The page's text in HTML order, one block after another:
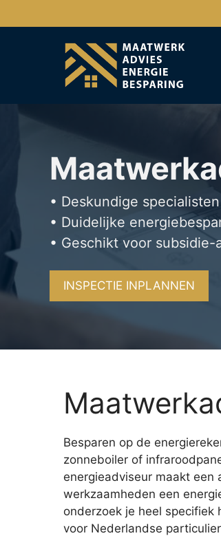
naar
• Deskundige
• Duidelijke
• Geschikt voor
INSPECTIE INPLANNEN
Besparen op de
zonneboiler of
energieadviseur maakt
werkzaamheden een
onderzoek je heel
voor Nederlandse